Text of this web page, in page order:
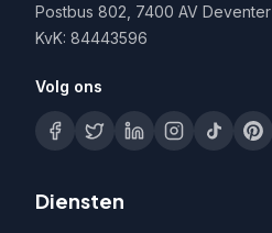
Postbus 802, 7400 AV Deventer
KvK: 84443596
Volg ons
Diensten